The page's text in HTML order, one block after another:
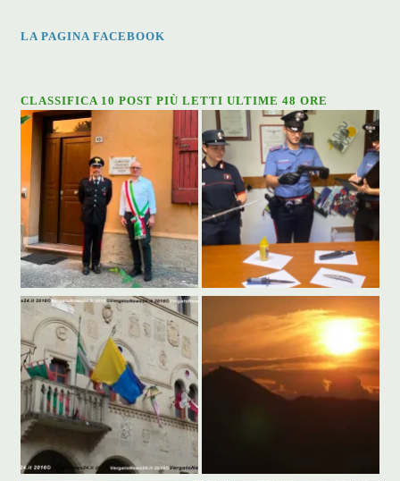
LA PAGINA FACEBOOK
CLASSIFICA 10 POST PIÙ LETTI ULTIME 48 ORE